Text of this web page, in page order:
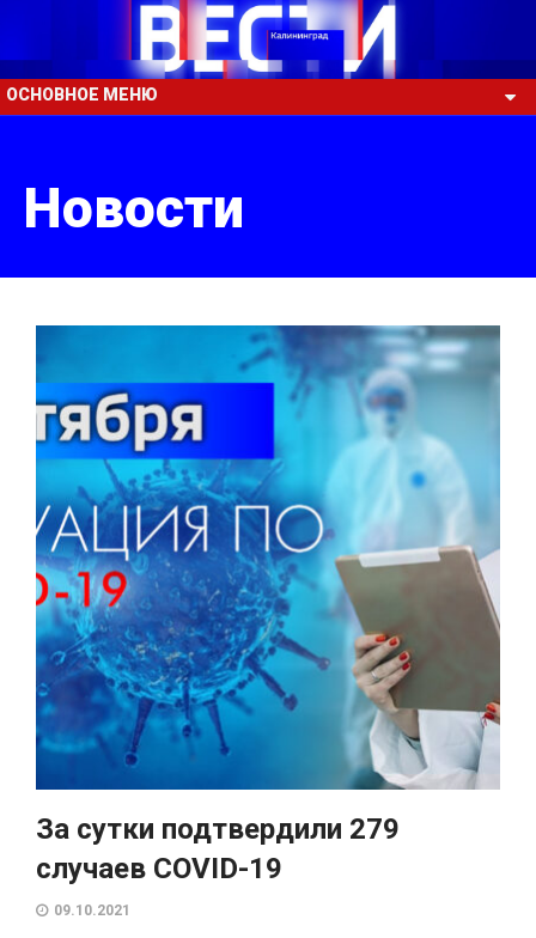
ОСНОВНОЕ МЕНЮ
Новости
За сутки подтвердили 279
случаев COVID-19
09.10.2021